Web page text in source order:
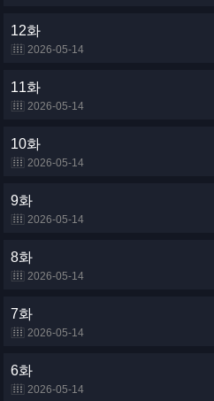
12화
2026-05-14
11화
2026-05-14
10화
2026-05-14
9화
2026-05-14
8화
2026-05-14
7화
2026-05-14
6화
2026-05-14